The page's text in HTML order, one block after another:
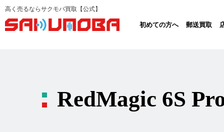
高く売るならサクモバ買取【公式】
初めての方へ 郵送買取
RedMagic 6S